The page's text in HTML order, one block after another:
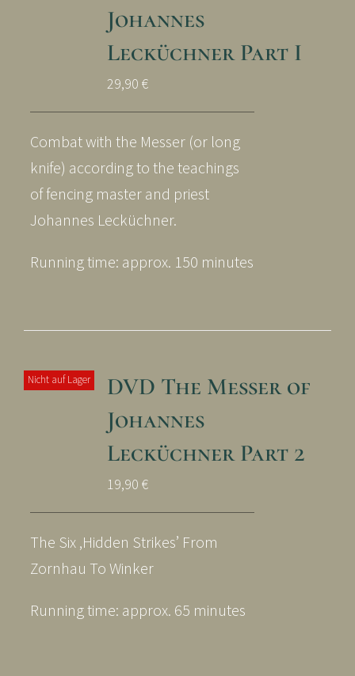
Johannes
Lecküchner Part I
29,90 €
Combat with the Messer (or long
knife) according to the teachings
of fencing master and priest
Johannes Lecküchner.
Running time: approx. 150 minutes
Nicht auf Lager
DVD The Messer of
Johannes
Lecküchner Part 2
19,90 €
The Six ‚Hidden Strikes’ From
Zornhau To Winker
Running time: approx. 65 minutes